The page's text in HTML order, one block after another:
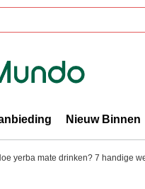
Nieuw Binnen
yerba mate drinken? 7 handige